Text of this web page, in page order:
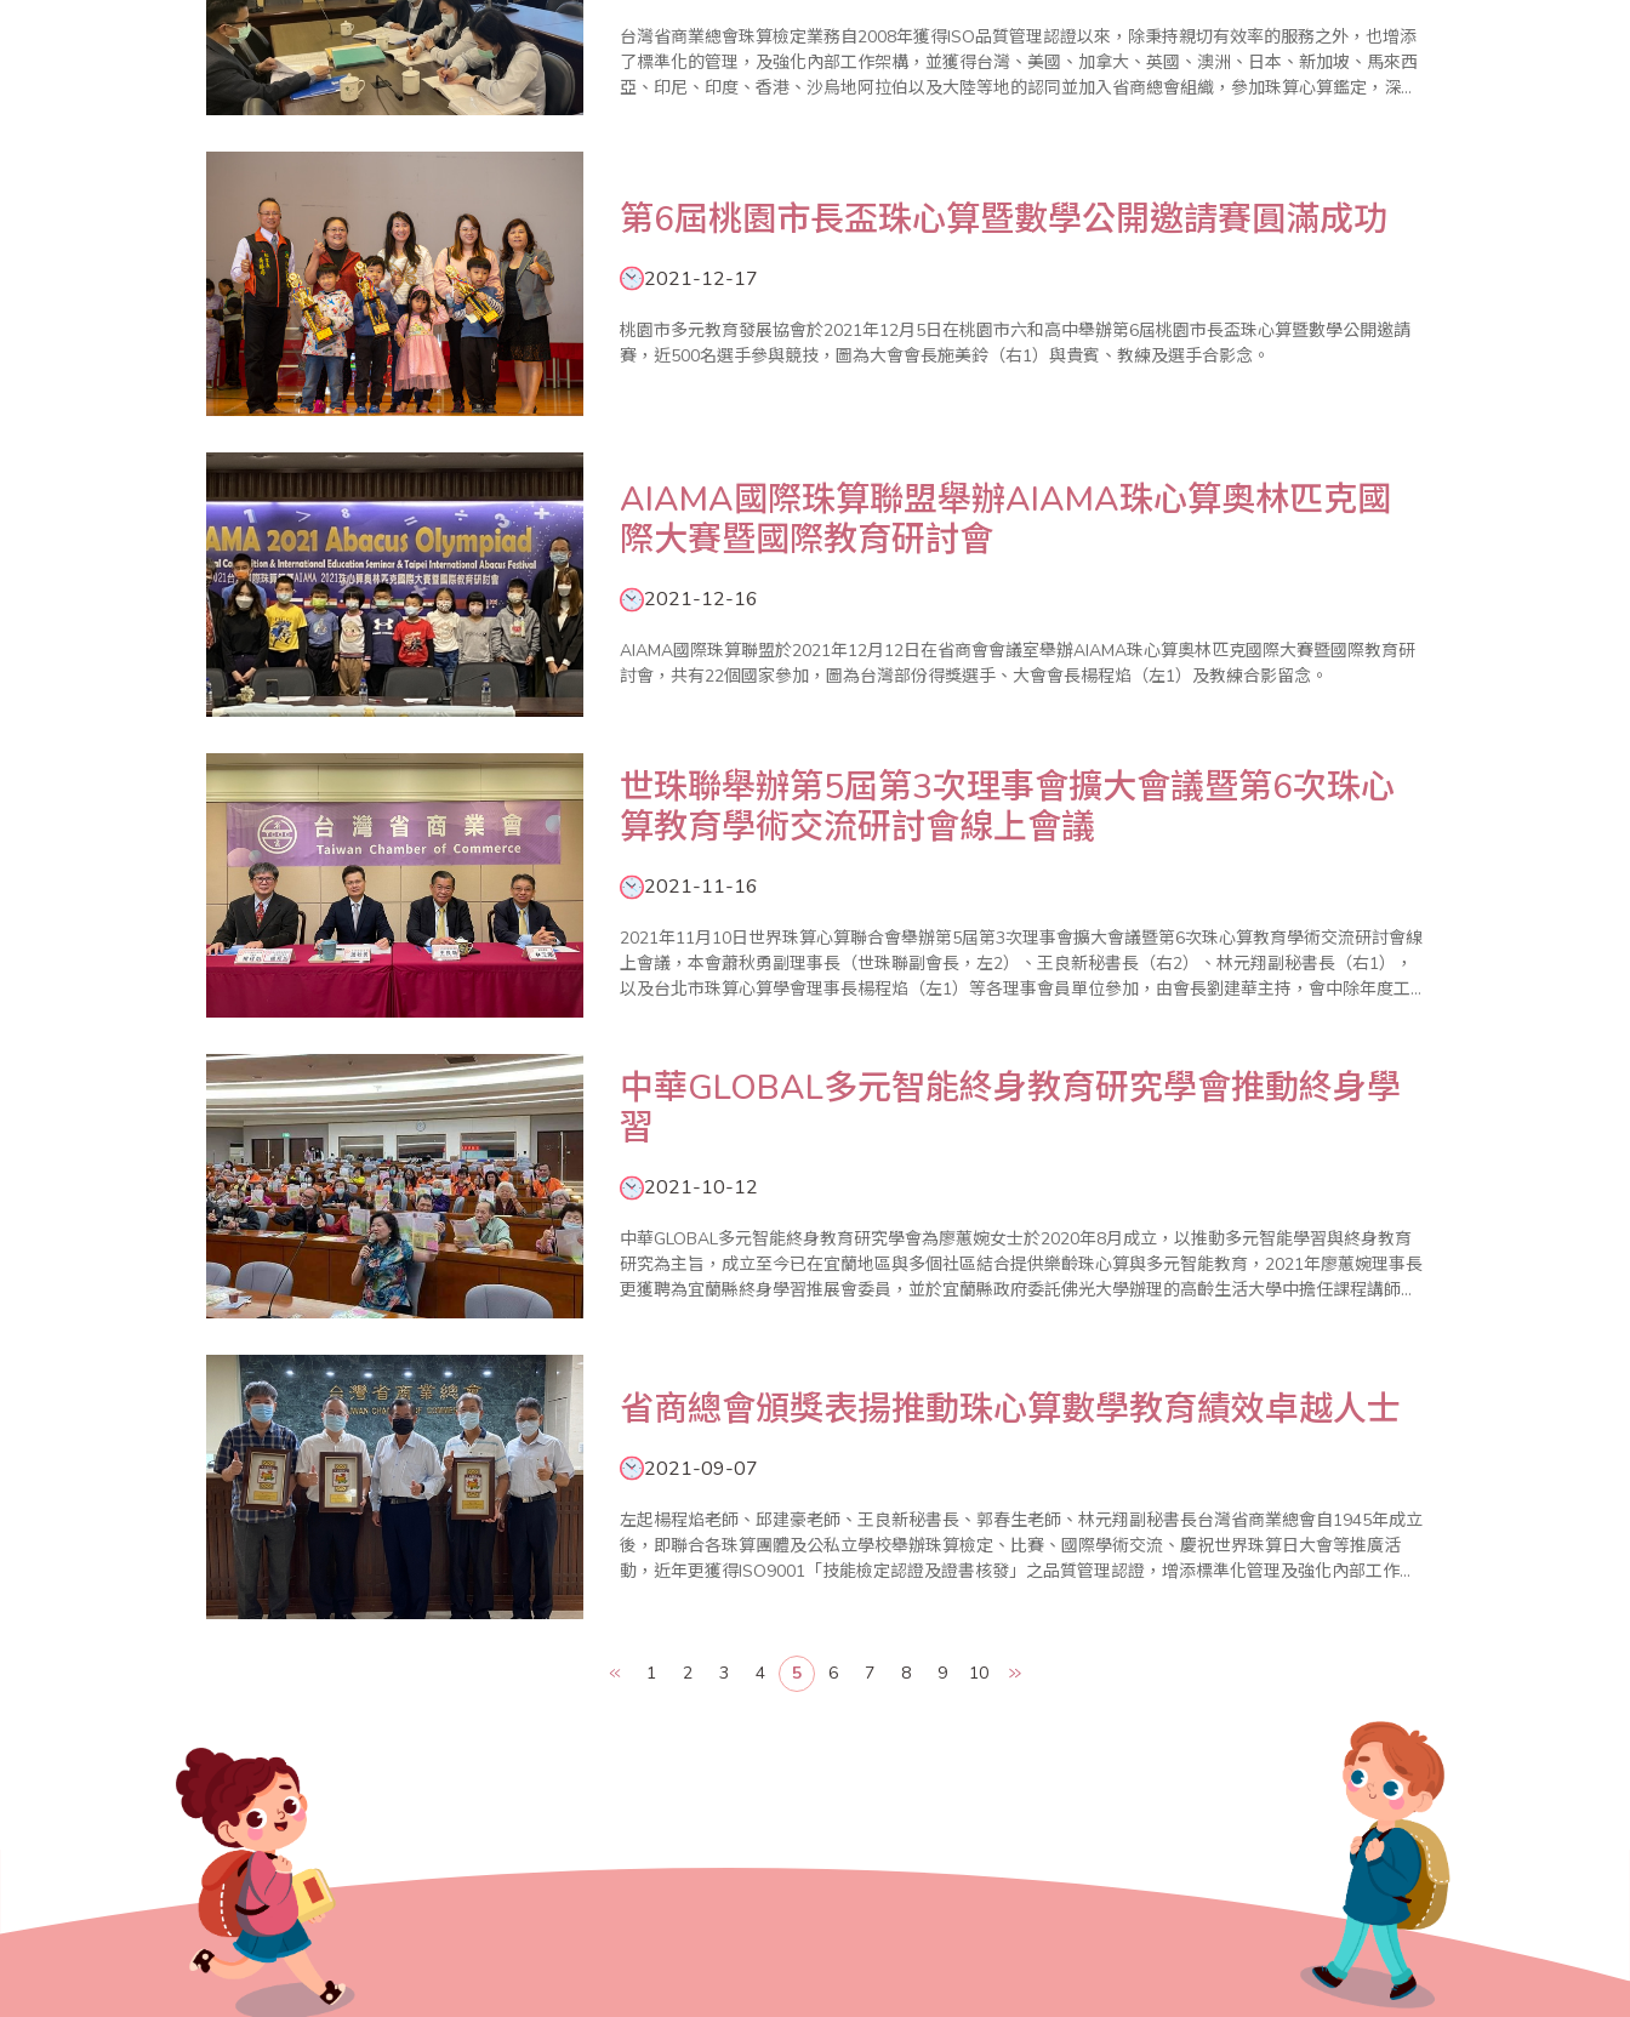
台灣省商業總會珠算檢定業務自2008年獲得ISO品質管理認證以來，除秉持親切有效率的服務之外，也增添
了標準化的管理，及強化內部工作架構，並獲得台灣、美國、加拿大、英國、澳洲、日本、新加坡、馬來西
亞、印尼、印度、香港、沙烏地阿拉伯以及大陸等地的認同並加入省商總會組織，參加珠算心算鑑定，深獲
第6屆桃園市長盃珠心算暨數學公開邀請賽圓滿成功
2021-12-17
桃園市多元教育發展協會於2021年12月5日在桃園市六和高中舉辦第6屆桃園市長盃珠心算暨數學公開邀請
AIAMA國際珠算聯盟舉辦AIAMA珠心算奧林匹克國
際大賽暨國際教育研討會
2021-12-16
AIAMA國際珠算聯盟於2021年12月12日在省商會會議室舉辦AIAMA珠心算奧林匹克國際大賽暨國際教育研
討會，共有22個國家參加，圖為台灣部份得獎選手、大會會長楊程焰（左1）及教練合影留念。
世珠聯舉辦第5屆第3次理事會擴大會議暨第6次珠心
算教育學術交流研討會線上會議
2021-11-16
2021年11月10日世界珠算心算聯合會舉辦第5屆第3次理事會擴大會議暨第6次珠心算教育學術交流研討會線
上會議，本會蕭秋勇副理事長（世珠聯副會長，左2）、王良新秘書長（右2）、林元翔副秘書長（右1），
以及台北市珠算心算學會理事長楊程焰（左1）等各理事會員單位參加，由會長劉建華主持，會中除年度工
中華GLOBAL多元智能終身教育研究學會推動終身學
習
2021-10-12
中華GLOBAL多元智能終身教育研究學會為廖蕙婉女士於2020年8月成立，以推動多元智能學習與終身教育
研究為主旨，成立至今已在宜蘭地區與多個社區結合提供樂齡珠心算與多元智能教育，2021年廖蕙婉理事長
更獲聘為宜蘭縣終身學習推展會委員，並於宜蘭縣政府委託佛光大學辦理的高齡生活大學中擔任課程講師。
​省商總會頒獎表揚推動珠心算數學教育績效卓越人士
2021-09-07
左起楊程焰老師、邱建豪老師、王良新秘書長、郭春生老師、林元翔副秘書長台灣省商業總會自1945年成立
後，即聯合各珠算團體及公私立學校舉辦珠算檢定、比賽、國際學術交流、慶祝世界珠算日大會等推廣活
動，近年更獲得ISO9001「技能檢定認證及證書核發」之品質管理認證，增添標準化管理及強化內部工作架
1 2 3 4 5 6 7 8 9 10